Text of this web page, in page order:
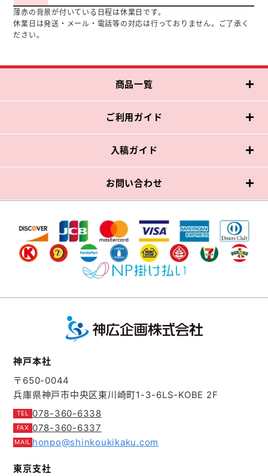
薄赤の背景が付いている日程は休業日です。
休業日は発送・メール・電話等の対応は行っておりません。ご了承く
ださい。
商品一覧
ご利用ガイド
入稿ガイド
お問い合わせ
神戸本社
〒650-0044
兵庫県神戸市中央区東川崎町1-3-6LS-KOBE 2F
078-360-6338
078-360-6337
honpo@shinkoukikaku.com
東京支社